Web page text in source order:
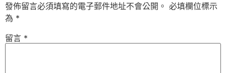
發佈留言必須填寫的電子郵件地址不會公開。 必填欄位標示
為 *
留言 *